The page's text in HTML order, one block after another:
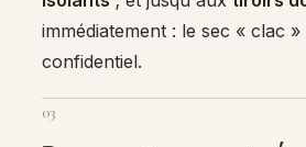
immédiatement : le sec « clac
confidentiel.
03